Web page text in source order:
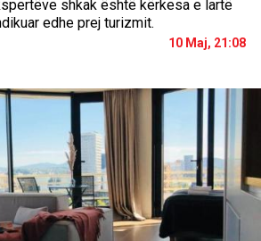
shkak është kërkesa e lartë
edhe prej turizmit.
10 Maj, 21:08